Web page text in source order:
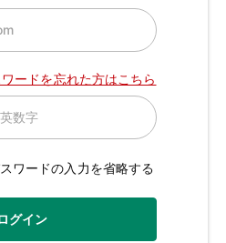
ードを忘れた方はこちら
ワードの入力を省略する
グイン